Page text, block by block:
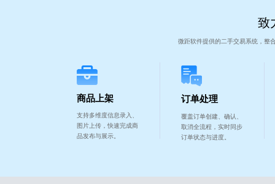
致
微距软件提供的二手交易系统，整
商品上架
支持多维度信息录入、
图片上传，快速完成商
品发布与展示。
订单处理
覆盖订单创建、确认、
取消全流程，实时同步
订单状态与进度。